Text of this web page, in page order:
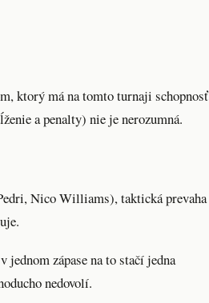
ktorý má na tomto turnaji schopnosť
a penalty) nie je nerozumná.
Nico Williams), taktická prevaha
jednom zápase na to stačí jedna
nedovolí.